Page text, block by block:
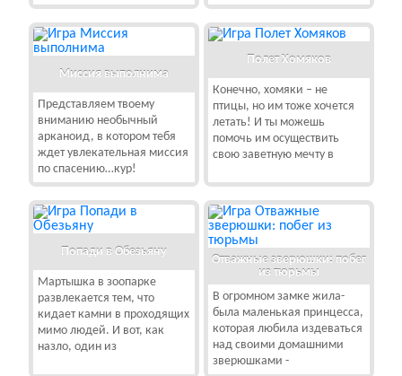
Миссия выполнима
Представляем твоему
вниманию необычный
арканоид, в котором тебя
ждет увлекательная миссия
по спасению…кур!
Полет Хомяков
Конечно, хомяки – не
птицы, но им тоже хочется
летать! И ты можешь
помочь им осуществить
свою заветную мечту в
Попади в Обезьяну
Мартышка в зоопарке
развлекается тем, что
кидает камни в проходящих
мимо людей. И вот, как
назло, один из
Отважные зверюшки: побег
из тюрьмы
В огромном замке жила-
была маленькая принцесса,
которая любила издеваться
над своими домашними
зверюшками -